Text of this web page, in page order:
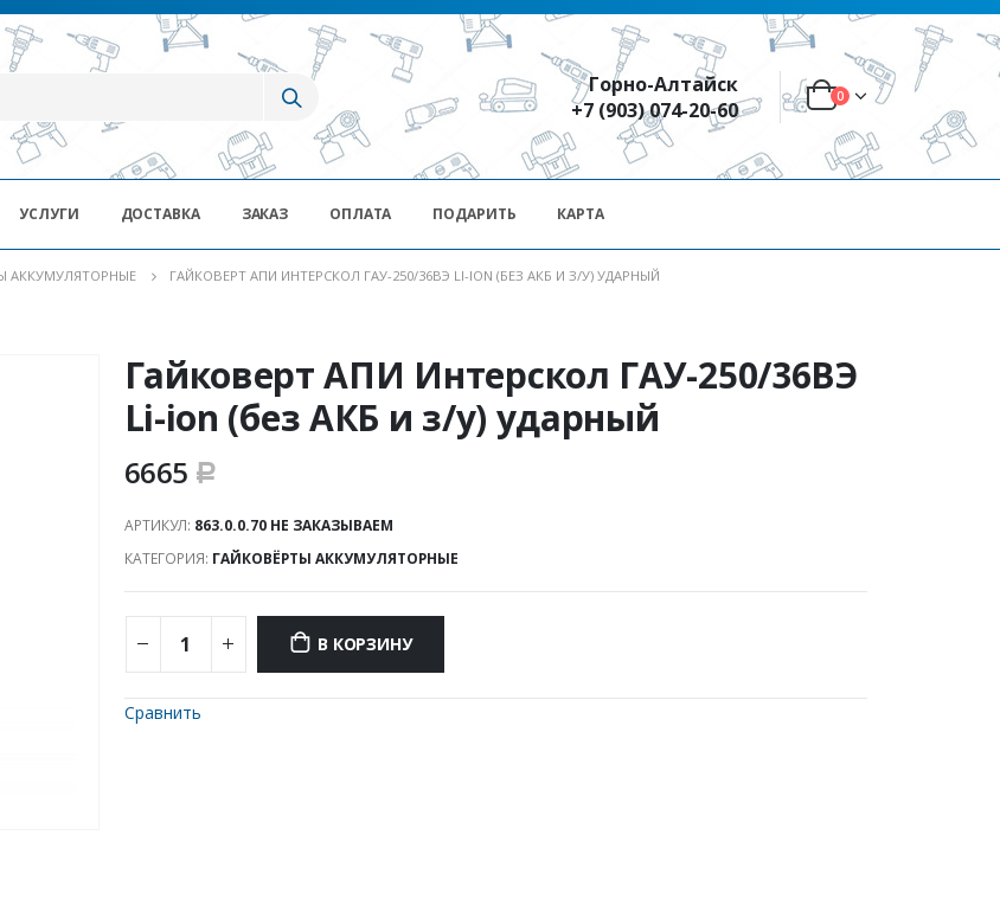
Горно-Алтайск
+7 (903) 074-20-60
0
УСЛУГИ ДОСТАВКА ЗАКАЗ ОПЛАТА ПОДАРИТЬ КАРТА
АККУМУЛЯТОРНЫЕ ГАЙКОВЕРТ АПИ ИНТЕРСКОЛ ГАУ-250/36ВЭ LI-ION (БЕЗ АКБ И З/У) УДАРНЫЙ
Гайковерт АПИ Интерскол ГАУ-250/36ВЭ
Li-ion (без АКБ и з/у) ударный
6665 Р
АРТИКУЛ: 863.0.0.70 НЕ ЗАКАЗЫВАЕМ
КАТЕГОРИЯ: ГАЙКОВЁРТЫ АККУМУЛЯТОРНЫЕ
В КОРЗИНУ
Сравнить